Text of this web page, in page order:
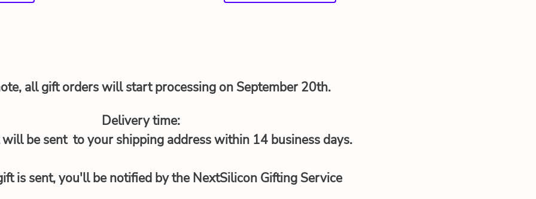
all gift orders will start processing on September 20th.
Delivery time:
be sent to your shipping address within 14 business days.
is sent, you'll be notified by the NextSilicon Gifting Service